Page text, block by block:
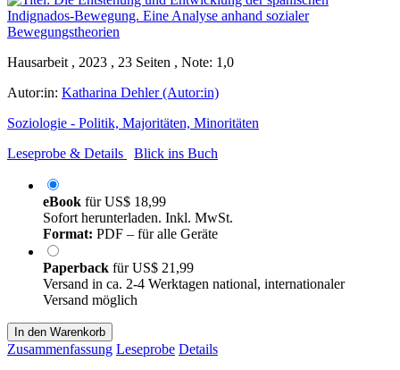
Hausarbeit , 2023 , 23 Seiten , Note: 1,0
Autor:in: Katharina Dehler (Autor:in)
Soziologie - Politik, Majoritäten, Minoritäten
Leseprobe & Details
Blick ins Buch
eBook fürUS$ 18,99
Sofort herunterladen. Inkl. MwSt.
Format: PDF – für alle Geräte
Paperback fürUS$ 21,99
Versand in ca. 2-4 Werktagen national, internationaler
Versand möglich
In den Warenkorb
Zusammenfassung Leseprobe Details